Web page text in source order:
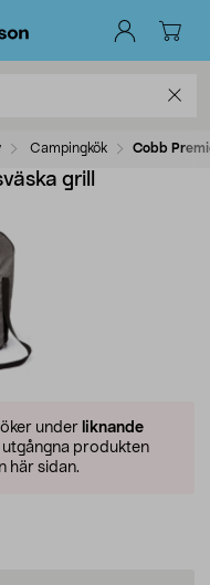
Campingkök Cobb
grill
under liknande
produkten
här sidan.